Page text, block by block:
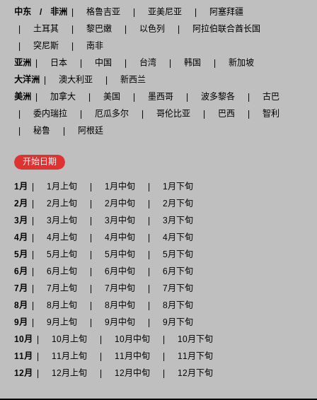
中东 / 非洲
格鲁吉亚 亚美尼亚
阿塞拜疆
土耳其
黎巴嫩 以色列
阿拉伯联合酋长国
突尼斯
南非
亚洲
日本 中国 台湾 韩国
新加坡
大洋洲
澳大利亚
新西兰
美洲
加拿大 美国 墨西哥 波多黎各
古巴
委内瑞拉
厄瓜多尔 哥伦比亚 巴西
智利
秘鲁
阿根廷
开始日期
1月 1月上旬 1月中旬
1月下旬
2月
2月上旬 2月中旬
2月下旬
3月
3月上旬 3月中旬
3月下旬
4月
4月上旬 4月中旬
4月下旬
5月
5月上旬 5月中旬
5月下旬
6月
6月上旬 6月中旬
6月下旬
7月
7月上旬 7月中旬
7月下旬
8月
8月上旬 8月中旬
8月下旬
9月
9月上旬 9月中旬
9月下旬
10月
10月上旬 10月中旬
10月下旬
11月
11月上旬 11月中旬
11月下旬
12月
12月上旬 12月中旬 12月下旬